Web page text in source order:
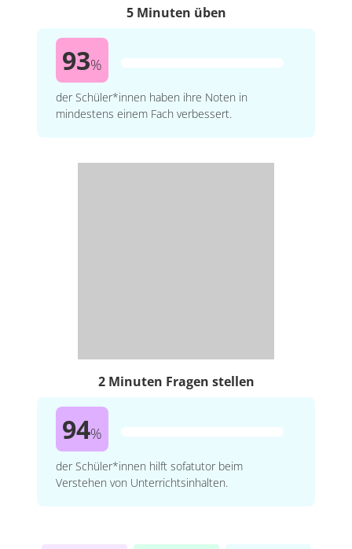
5 Minuten üben
93%
der Schüler*innen haben ihre Noten in
mindestens einem Fach verbessert.
2 Minuten Fragen stellen
94%
der Schüler*innen hilft sofatutor beim
Verstehen von Unterrichtsinhalten.